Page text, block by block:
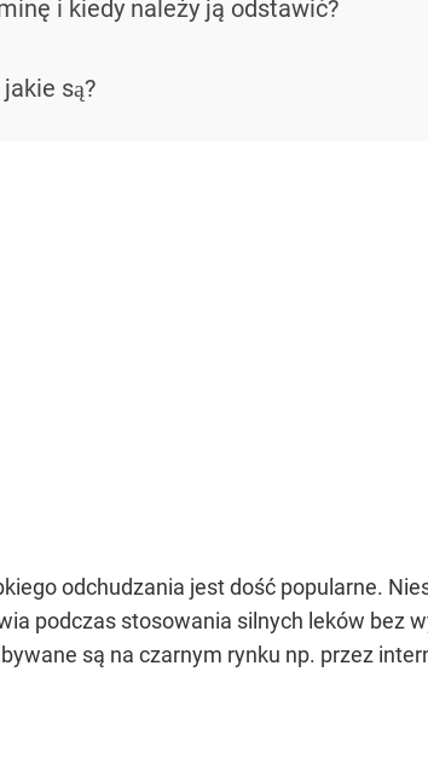
i kiedy należy ją odstawić?
są?
odchudzania jest dość popularne.
podczas stosowania silnych leków bez
są na czarnym rynku np. przez